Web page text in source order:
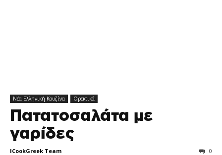
Νέα Ελληνική Κουζίνα Ορεκτικά
Πατατοσαλάτα με
γαρίδες
ICookGreek Team 0